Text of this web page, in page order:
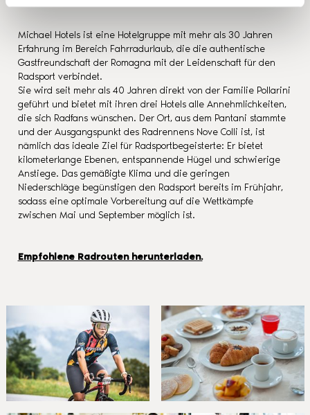
Michael Hotels ist eine Hotelgruppe mit mehr als 30 Jahren
Erfahrung im Bereich Fahrradurlaub, die die authentische
Gastfreundschaft der Romagna mit der Leidenschaft für den
Radsport verbindet.
Sie wird seit mehr als 40 Jahren direkt von der Familie Pollarini
geführt und bietet mit ihren drei Hotels alle Annehmlichkeiten,
die sich Radfans wünschen. Der Ort, aus dem Pantani stammte
und der Ausgangspunkt des Radrennens Nove Colli ist, ist
nämlich das ideale Ziel für Radsportbegeisterte: Er bietet
kilometerlange Ebenen, entspannende Hügel und schwierige
Anstiege. Das gemäßigte Klima und die geringen
Niederschläge begünstigen den Radsport bereits im Frühjahr,
sodass eine optimale Vorbereitung auf die Wettkämpfe
zwischen Mai und September möglich ist.
Empfohlene Radrouten herunterladen.